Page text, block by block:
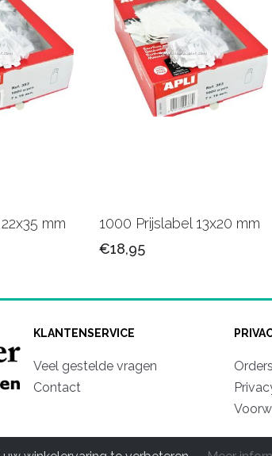
mm
1000 Prijslabel 13x20 mm
€18,95
KLANTENSERVICE
Veel gestelde vragen
Contact